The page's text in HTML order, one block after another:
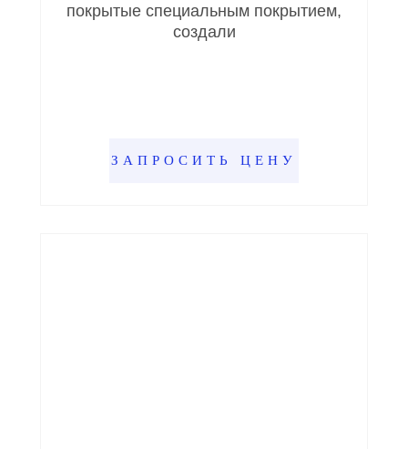
покрытые специальным покрытием,
создали
ЗАПРОСИТЬ ЦЕНУ